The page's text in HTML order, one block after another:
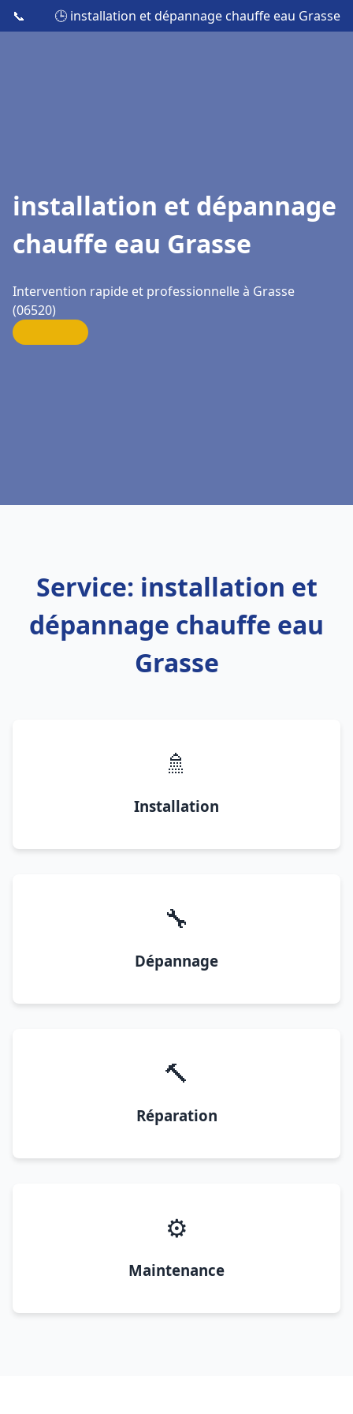
📞 🕒 installation et dépannage chauffe eau Grasse
installation et dépannage
chauffe eau Grasse
Intervention rapide et professionnelle à Grasse
(06520)
Service: installation et
dépannage chauffe eau
Grasse
🚿
Installation
🔧
Dépannage
🔨
Réparation
⚙️
Maintenance